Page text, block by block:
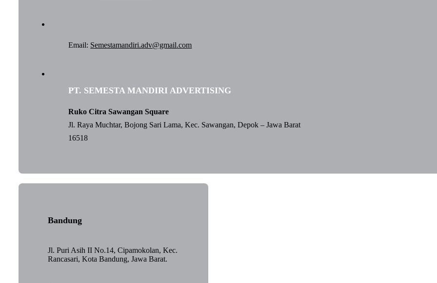
Email: Semestamandiri.adv@gmail.com
PT. SEMESTA MANDIRI ADVERTISING
Ruko Citra Sawangan Square
Jl. Raya Muchtar, Bojong Sari Lama, Kec. Sawangan, Depok – Jawa Barat
16518
Bandung
Jl. Puri Asih II No.14, Cipamokolan, Kec.
Rancasari, Kota Bandung, Jawa Barat.